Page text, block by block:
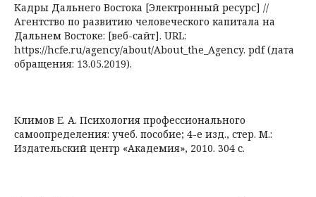
Кадры Дальнего Востока [Электронный ресурс] //
Агентство по развитию человеческого капитала на
Дальнем Востоке: [веб-сайт]. URL:
https://hcfe.ru/agency/about/About_the_Agency. pdf (дата
обращения: 13.05.2019).
Климов Е. А. Психология профессионального
самоопределения: учеб. пособие; 4-е изд., стер. М.:
Издательский центр «Академия», 2010. 304 с.